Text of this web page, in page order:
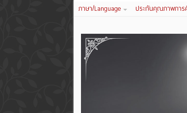
ภาษา/Language ประกันคุณภาพการ